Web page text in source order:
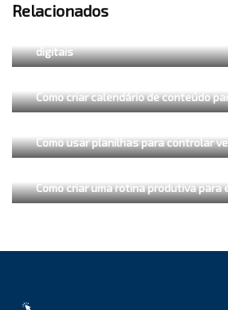
Relacionados
digitais
Como criar calendário de conteúdo
Como usar planilhas para controlar
Como criar uma rotina produtiva para